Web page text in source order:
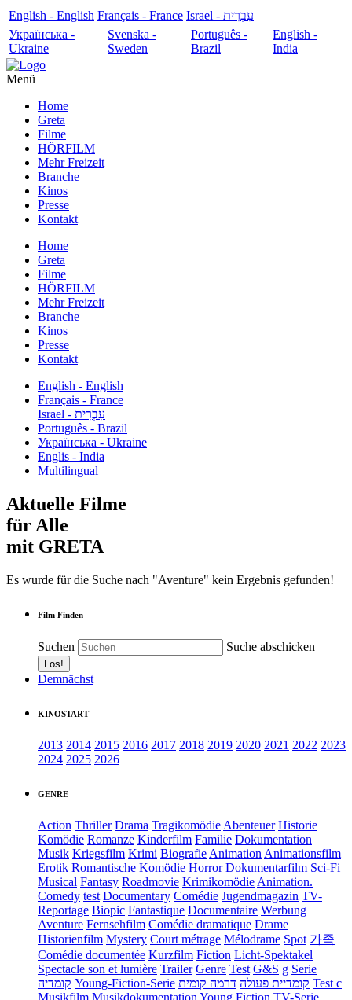
English - English Français - France
עִבְרִית - Israel
Українська -
Ukraine
Svenska -
Sweden
Português -
Brazil
English -
India
Menü
Home
Greta
Filme
HÖRFILM
Mehr Freizeit
Branche
Kinos
Presse
Kontakt
Home
Greta
Filme
HÖRFILM
Mehr Freizeit
Branche
Kinos
Presse
Kontakt
English - English
Français - France
עִבְרִית - Israel
Português - Brazil
Українська - Ukraine
Englis - India
Multilingual
Aktuelle Filme
für Alle
mit GRETA
Es wurde für die Suche nach "Aventure" kein Ergebnis gefunden!
Film Finden
Suchen Suche abschicken
Demnächst
KINOSTART
2013 2014 2015 2016 2017 2018 2019 2020 2021 2022 2023
2024 2025 2026
GENRE
Action Thriller Drama Tragikomödie Abenteuer Historie
Komödie Romanze Kinderfilm Familie Dokumentation
Musik Kriegsfilm Krimi Biografie Animation Animationsfilm
Erotik Romantische Komödie Horror Dokumentarfilm Sci-Fi
Musical Fantasy Roadmovie Krimikomödie Animation.
Comedy test Documentary Comédie Jugendmagazin TV-
Reportage Biopic Fantastique Documentaire Werbung
Aventure Fernsehfilm Comédie dramatique Drame
Historienfilm Mystery Court métrage Mélodrame Spot 가족
Comédie documentée Kurzfilm Fiction Licht-Spektakel
Spectacle son et lumière Trailer Genre Test G&S g Serie
קומדיה Young-Fiction-Serie קומדיית פעולה דרמה קומית
Test c
Musikfilm Musikdokumentation Young Fiction TV-Serie